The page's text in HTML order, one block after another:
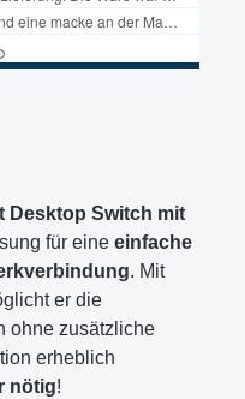
Desktop Switch mit
für eine einfache
. Mit
er die
ohne zusätzliche
erheblich
nötig!